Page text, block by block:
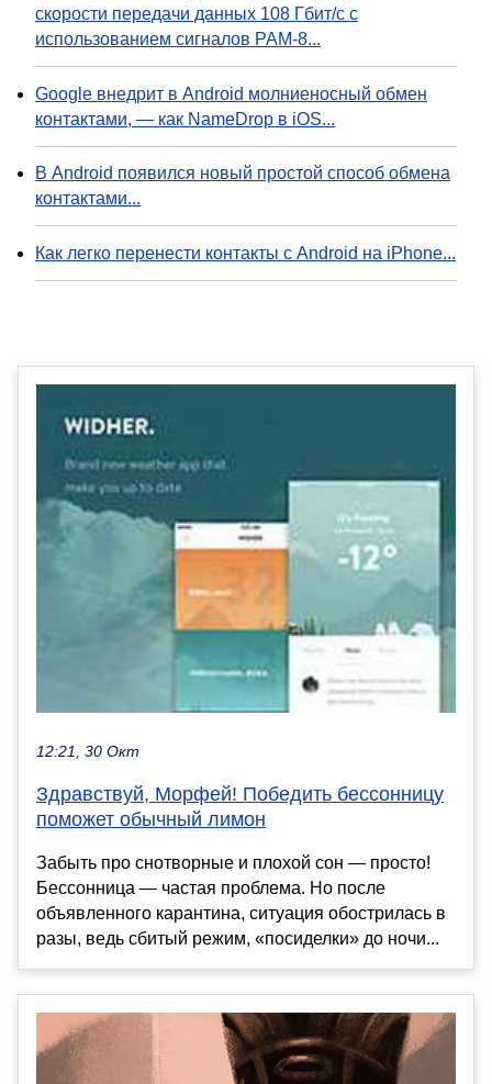
скорости передачи данных 108 Гбит/с с
использованием сигналов PAM-8...
Google внедрит в Android молниеносный обмен
контактами, — как NameDrop в iOS...
В Android появился новый простой способ обмена
контактами...
Как легко перенести контакты с Android на iPhone...
12:21, 30 Окт
Здравствуй, Морфей! Победить бессонницу
поможет обычный лимон
Забыть про снотворные и плохой сон — просто!
Бессонница — частая проблема. Но после
объявленного карантина, ситуация обострилась в
разы, ведь сбитый режим, «посиделки» до ночи...